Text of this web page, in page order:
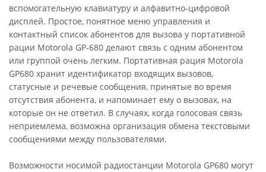
вспомогательную клавиатуру и алфавитно-цифровой
дисплей. Простое, понятное меню управления и
контактный список абонентов для вызова у портативной
рации Motorola GP-680 делают связь с одним абонентом
или группой очень легким. Портативная рация Motorola
GP680 хранит идентификатор входящих вызовов,
статусные и речевые сообщения, принятые во время
отсутствия абонента, и напоминает ему о вызовах, на
которые он не ответил. В случаях, когда голосовая связь
неприемлема, возможна организация обмена текстовыми
сообщениями между пользователями.
Возможности носимой радиостанции Motorola GP680 могут